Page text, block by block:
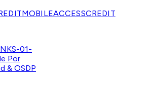
MOBILEACCESSCREDIT